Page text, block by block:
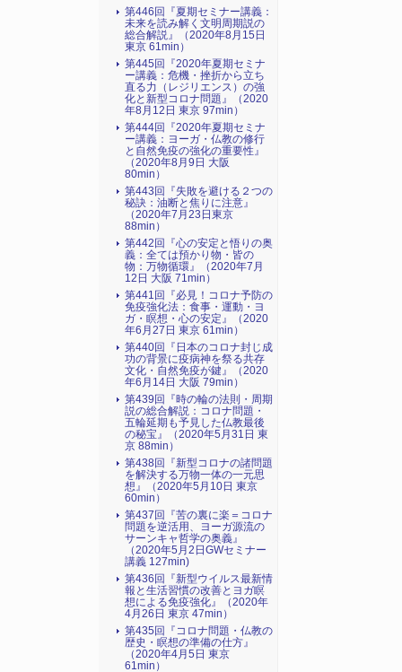
第446回『夏期セミナー講義：
未来を読み解く文明周期説の
総合解説』（2020年8月15日
東京 61min）
第445回『2020年夏期セミナ
ー講義：危機・挫折から立ち
直る力（レジリエンス）の強
化と新型コロナ問題』（2020
年8月12日 東京 97min）
第444回『2020年夏期セミナ
ー講義：ヨーガ・仏教の修行
と自然免疫の強化の重要性』
（2020年8月9日 大阪
80min）
第443回『失敗を避ける２つの
秘訣：油断と焦りに注意』
（2020年7月23日東京
88min）
第442回『心の安定と悟りの奥
義：全ては預かり物・皆の
物：万物循環』（2020年7月
12日 大阪 71min）
第441回『必見！コロナ予防の
免疫強化法：食事・運動・ヨ
ガ・瞑想・心の安定』（2020
年6月27日 東京 61min）
第440回『日本のコロナ封じ成
功の背景に疫病神を祭る共存
文化・自然免疫が鍵』（2020
年6月14日 大阪 79min）
第439回『時の輪の法則・周期
説の総合解説：コロナ問題・
五輪延期も予見した仏教最後
の秘宝』（2020年5月31日 東
京 88min）
第438回『新型コロナの諸問題
を解決する万物一体の一元思
想』（2020年5月10日 東京
60min）
第437回『苦の裏に楽＝コロナ
問題を逆活用、ヨーガ源流の
サーンキャ哲学の奥義』
（2020年5月2日GWセミナー
講義 127min)
第436回『新型ウイルス最新情
報と生活習慣の改善とヨガ瞑
想による免疫強化』（2020年
4月26日 東京 47min）
第435回『コロナ問題・仏教の
歴史・瞑想の準備の仕方』
（2020年4月5日 東京
61min）